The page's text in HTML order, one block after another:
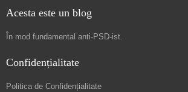
Acesta este un blog
În mod fundamental anti-PSD-ist.
Confidențialitate
Politica de Confidențialitate